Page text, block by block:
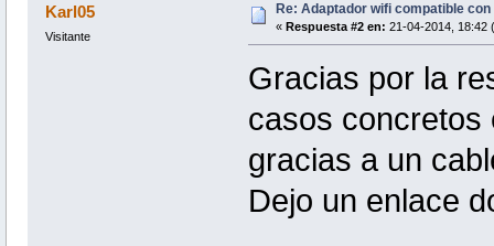
Karl05
Visitante
Re: Adaptador wifi compatible con
« Respuesta #2 en: 21-04-2014, 18:42
Gracias por la
casos concretos
gracias a un
Dejo un enlace